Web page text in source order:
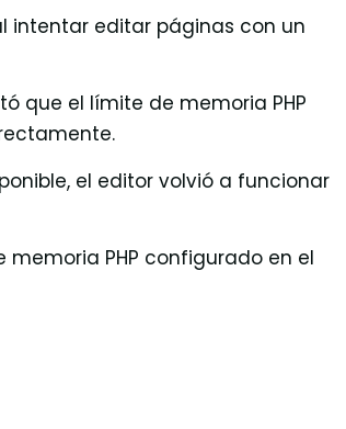
intentar editar páginas con un
que el límite de memoria PHP
el editor volvió a funcionar
memoria PHP configurado en el